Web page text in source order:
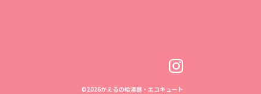
©2026かえるの給湯器・エコキュート